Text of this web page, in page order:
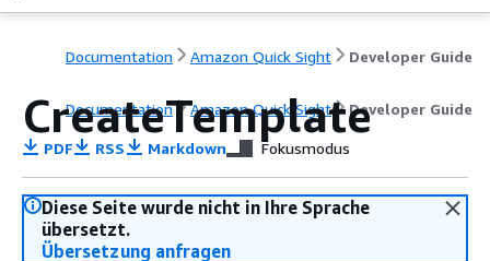
Documentation Amazon Quick Sight Developer Guide
Documentation Amazon Quick Sight Developer Guide
CreateTemplate
PDF RSS Markdown Fokusmodus
Diese Seite wurde nicht in Ihre Sprache
übersetzt.
Übersetzung anfragen